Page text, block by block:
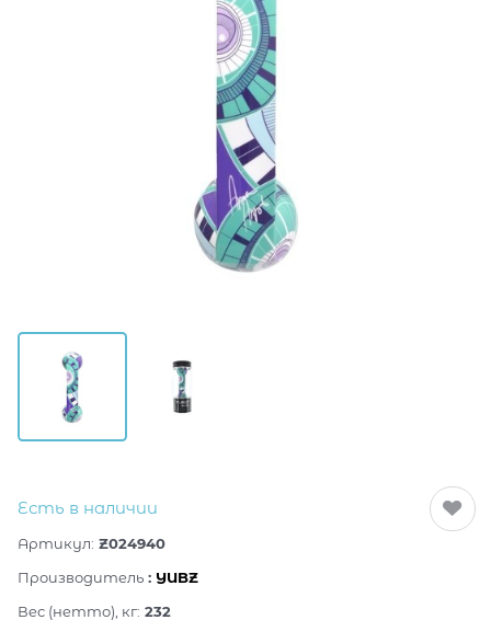
Есть в наличии
Артикул: Z024940
Производитель : YUBZ
Вес (нетто), кг: 232